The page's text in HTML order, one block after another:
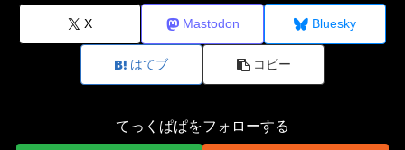
X Mastodon Bluesky
はてブ コピー
てっくぱぱをフォローする